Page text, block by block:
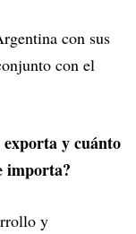
con sus
con el
exporta y cuánto
importa?
y